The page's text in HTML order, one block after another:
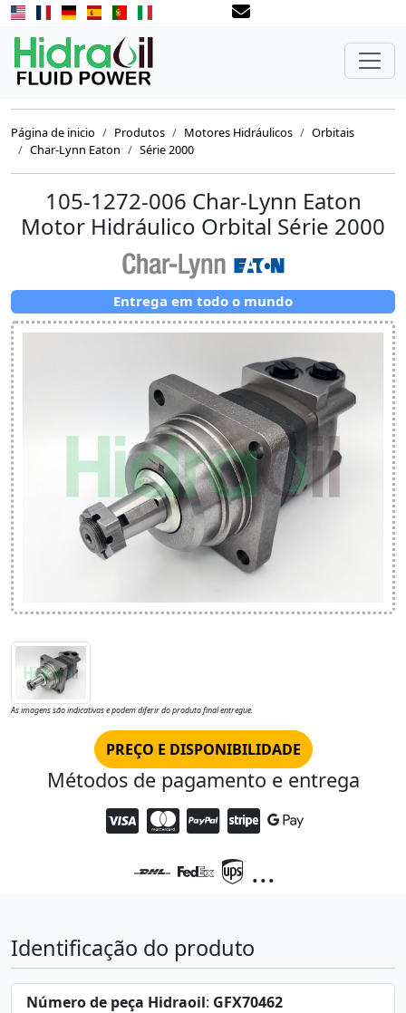
Página de inicio Produtos Motores Hidráulicos
Orbitais
Char-Lynn Eaton
Série 2000
105-1272-006 Char-Lynn Eaton
Motor Hidráulico Orbital Série 2000
Entrega em todo o mundo
As imagens são indicativas e podem diferir do produto final entregue.
PREÇO E DISPONIBILIDADE
Métodos de pagamento e entrega
...
Identificação do produto
Número de peça Hidraoil: GFX70462